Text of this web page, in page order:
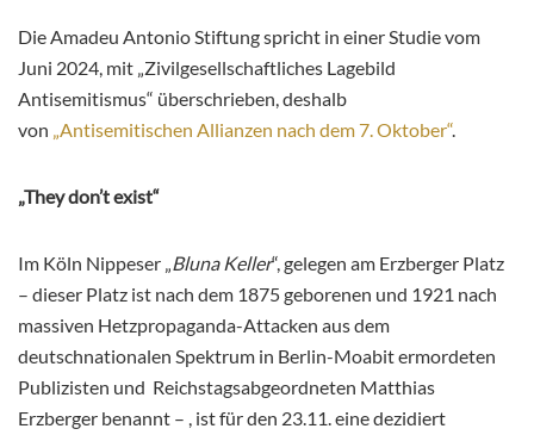
Die Amadeu Antonio Stiftung spricht in einer Studie vom
Juni 2024, mit „Zivilgesellschaftliches Lagebild
Antisemitismus“ überschrieben, deshalb
von „Antisemitischen Allianzen nach dem 7. Oktober“.
„They don’t exist“
Im Köln Nippeser „ Bluna Keller“, gelegen am Erzberger Platz
– dieser Platz ist nach dem 1875 geborenen und 1921 nach
massiven Hetzpropaganda-Attacken aus dem
deutschnationalen Spektrum in Berlin-Moabit ermordeten
Publizisten und Reichstagsabgeordneten Matthias
Erzberger benannt – , ist für den 23.11. eine dezidiert